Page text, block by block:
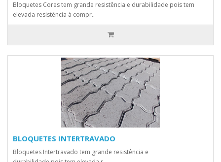
Bloquetes Cores tem grande resistência e durabilidade pois tem
elevada resistência à compr..
BLOQUETES INTERTRAVADO
Bloquetes Intertravado tem grande resistência e